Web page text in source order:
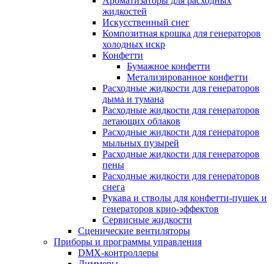
жидкостей
Искусственный снег
Композитная крошка для генераторов
холодных искр
Конфетти
Бумажное конфетти
Метализированное конфетти
Расходные жидкости для генераторов
дыма и тумана
Расходные жидкости для генераторов
летающих облаков
Расходные жидкости для генераторов
мыльных пузырей
Расходные жидкости для генераторов
пены
Расходные жидкости для генераторов
снега
Рукава и стволы для конфетти-пушек и
генераторов крио-эффектов
Сервисные жидкости
Сценические вентиляторы
Приборы и программы управления
DMX-контроллеры